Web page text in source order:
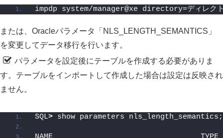
impdp system/manager@xe directory=ディレク
または、Oracleパラメータ「NLS_LENGTH_SEMANTICS」
を変更してデータ移行を行います。
パラメータを設定後にテーブルを作成する必要がありま
す。テーブルをインポートして作成した場合は設定は反映され
ません。
SQL> show parameters nls_length_semantics;